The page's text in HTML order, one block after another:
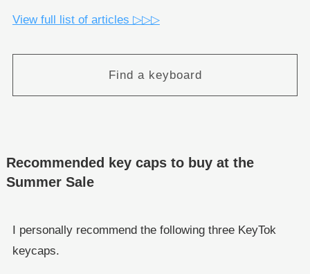
View full list of articles ▷▷▷
Find a keyboard
Recommended key caps to buy at the
Summer Sale
I personally recommend the following three KeyTok
keycaps.